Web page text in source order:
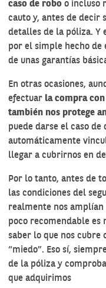
caso de robo o incluso
cauto y, antes de decir
detalles de la póliza. Y
por el simple hecho de
de unas garantías
En otras ocasiones,
efectuar la compra
también nos protege
puede darse el caso
automáticamente
llegar a cubrirnos en
Por lo tanto, antes de
las condiciones del
realmente nos amplían
poco recomendable es
saber lo que nos cubre
“miedo”. Eso sí,
de la póliza y
que adquirimos